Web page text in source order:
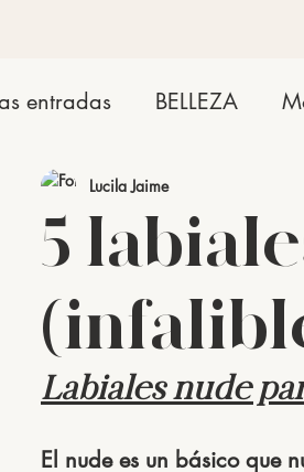
entradas BELLEZA
5
Lucila Jaime
Labiales nude
El nude es un básico que